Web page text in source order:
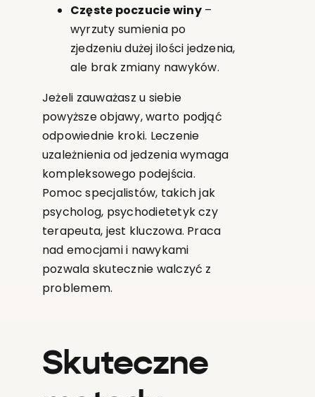
Częste poczucie winy–
wyrzuty sumienia po
zjedzeniu dużej ilości jedzenia,
ale brak zmiany nawyków.
Jeżeli zauważasz u siebie
powyższe objawy, warto podjąć
odpowiednie kroki. Leczenie
uzależnienia od jedzenia wymaga
kompleksowego podejścia.
Pomoc specjalistów, takich jak
psycholog, psychodietetyk czy
terapeuta, jest kluczowa. Praca
nad emocjami i nawykami
pozwala skutecznie walczyć z
problemem.
Skuteczne